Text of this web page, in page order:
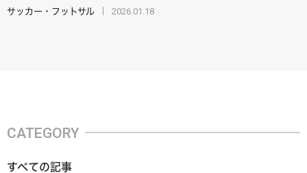
サッカー・フットサル 2026.01.18
CATEGORY
すべての記事